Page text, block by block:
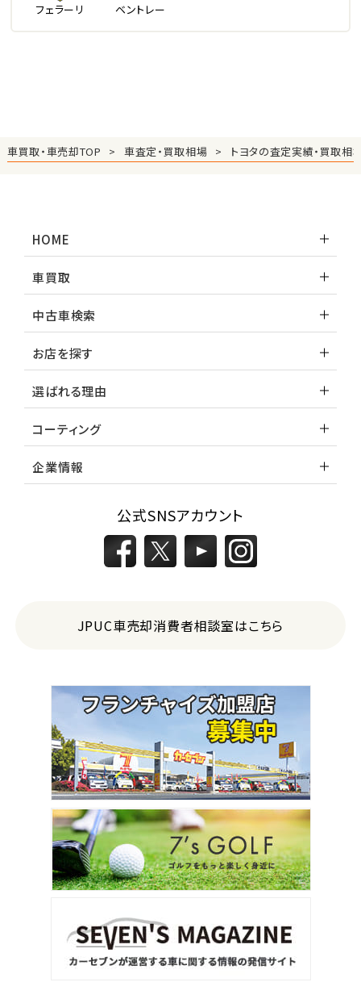
フェラーリ ベントレー
車買取・車売却TOP 車査定・買取相場 トヨタの査定実績・買取相
HOME
車買取
中古車検索
お店を探す
選ばれる理由
コーティング
企業情報
公式SNSアカウント
JPUC車売却消費者相談室はこちら